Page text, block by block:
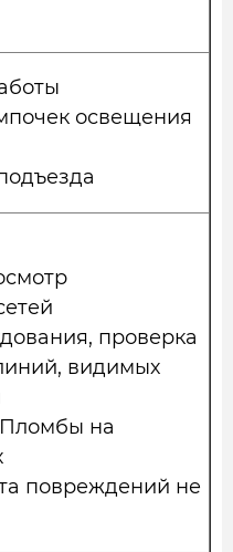
освещения
проверка
видимых
на
повреждений не